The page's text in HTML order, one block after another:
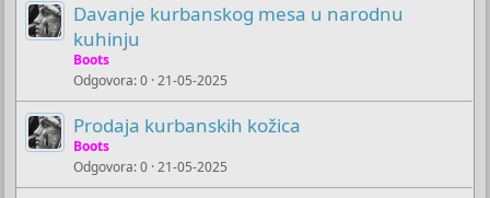
Davanje kurbanskog mesa u narodnu
kuhinju
Boots
Odgovora 0 21-05-2025
Prodaja kurbanskih kožica
Boots
Odgovora 0 21-05-2025